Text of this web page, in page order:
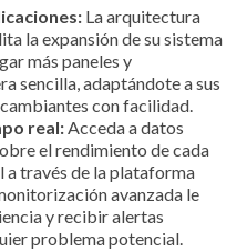
La arquitectura
la expansión de su sistema
más paneles y
sencilla, adaptándote a sus
con facilidad.
real:Acceda a datos
el rendimiento de cada
a través de la plataforma
avanzada le
y recibir alertas
problema potencial.